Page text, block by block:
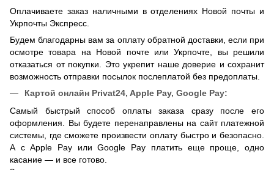
Оплачиваете заказ наличными в отделениях Новой почты и
Укрпочты Экспресс.
Будем благодарны вам за оплату обратной доставки, если при
осмотре товара на Новой почте или Укрпочте, вы решили
отказаться от покупки. Это укрепит наше доверие и сохранит
возможность отправки посылок послеплатой без предоплаты.
Картой онлайн Privat24, Apple Pay, Google Pay:
Самый быстрый способ оплаты заказа сразу после его
оформления. Вы будете перенаправлены на сайт платежной
системы, где сможете произвести оплату быстро и безопасно.
А с Apple Pay или Google Pay платить еще проще, одно
касание — и все готово.